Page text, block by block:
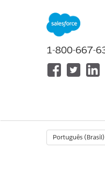
1-800-667-
Português (Brasil)